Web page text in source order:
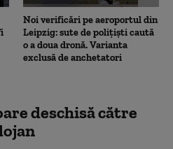
Noi verificări pe aeroportul din
Leipzig: sute de polițiști caută
o a doua dronă. Varianta
exclusă de anchetatori
deschisă către